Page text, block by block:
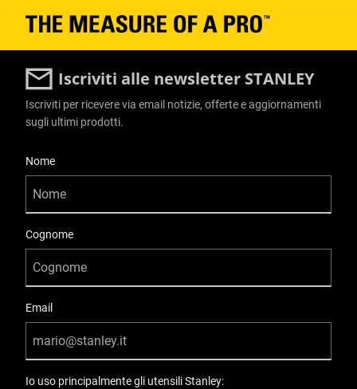
Iscriviti alle newsletter STANLEY
Iscriviti per ricevere via email notizie, offerte e aggiornamenti
sugli ultimi prodotti.
Nome
Cognome
Email
Io uso principalmente gli utensili Stanley: